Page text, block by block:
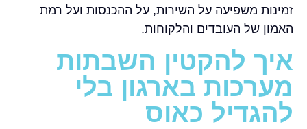
זמינות משפיעה על השירות, על ההכנסות ועל רמת
האמון של העובדים והלקוחות.
איך להקטין השבתות
מערכות בארגון בלי
להגדיל כאוס